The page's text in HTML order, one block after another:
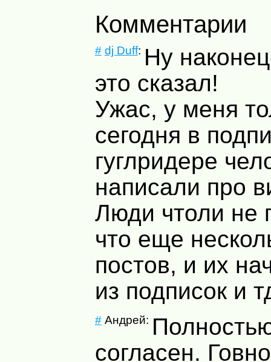
Комментарии
# dj Duff: Ну
это сказал!
Ужас, у меня
сегодня в
гуглридере
написали про
Люди чтоли не
что еще
постов, и их
из подписок и
#Андрей:
согласен.